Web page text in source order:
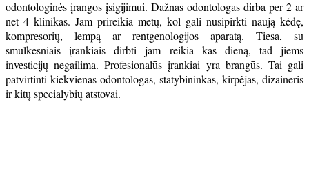
odontologinės įrangos įsigijimui. Dažnas odontologas dirba per 2 ar
net 4 klinikas. Jam prireikia metų, kol gali nusipirkti naują kėdę,
kompresorių, lempą ar rentgenologijos aparatą. Tiesa, su
smulkesniais įrankiais dirbti jam reikia kas dieną, tad jiems
investicijų negailima. Profesionalūs įrankiai yra brangūs. Tai gali
patvirtinti kiekvienas odontologas, statybininkas, kirpėjas, dizaineris
ir kitų specialybių atstovai.